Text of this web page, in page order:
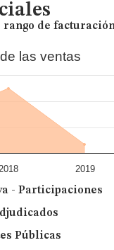
rango de
las ventas
2019
- Participaciones
Públicas